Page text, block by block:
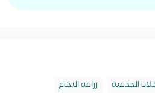
الجذعية زراعة النخاع